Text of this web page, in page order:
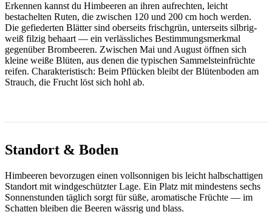
Erkennen kannst du Himbeeren an ihren aufrechten, leicht
bestachelten Ruten, die zwischen 120 und 200 cm hoch werden.
Die gefiederten Blätter sind oberseits frischgrün, unterseits silbrig-
weiß filzig behaart — ein verlässliches Bestimmungsmerkmal
gegenüber Brombeeren. Zwischen Mai und August öffnen sich
kleine weiße Blüten, aus denen die typischen Sammelsteinfrüchte
reifen. Charakteristisch: Beim Pflücken bleibt der Blütenboden am
Strauch, die Frucht löst sich hohl ab.
Standort & Boden
Himbeeren bevorzugen einen vollsonnigen bis leicht halbschattigen
Standort mit windgeschützter Lage. Ein Platz mit mindestens sechs
Sonnenstunden täglich sorgt für süße, aromatische Früchte — im
Schatten bleiben die Beeren wässrig und blass.